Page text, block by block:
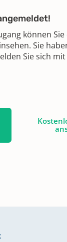
können
Sie
Sie sich